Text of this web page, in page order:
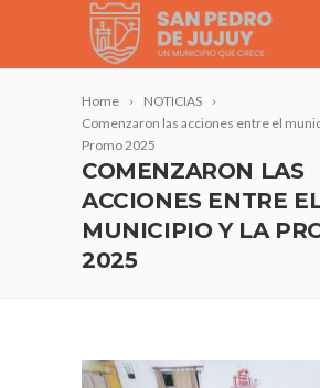
Home
NOTICIAS
Comenzaron las acciones entre el
Promo 2025
COMENZARON LAS
ACCIONES ENTRE
MUNICIPIO Y LA
2025